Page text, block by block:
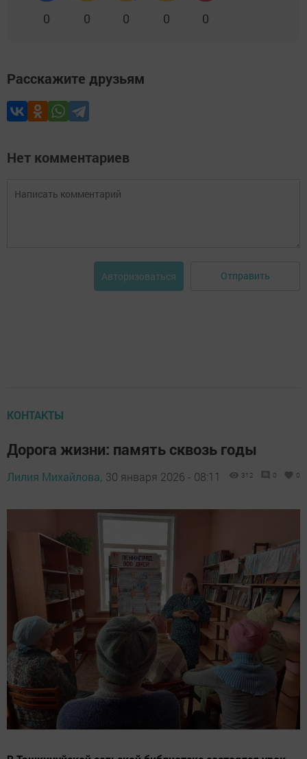
0 0 0 0 0
Расскажите друзьям
Нет комментариев
Авторизоваться Отправить
КОНТАКТЫ
Дорога жизни: память сквозь годы
Лилия Михайлова, 30 января 2026 - 08:11 312 0 0